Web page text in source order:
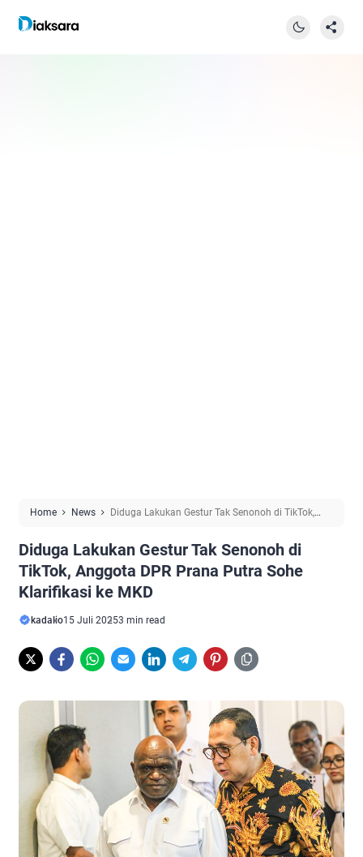
Home News
Diduga Lakukan Gestur Tak Senonoh di TikTok,
Diduga Lakukan Gestur Tak Senonoh di
TikTok, Anggota DPR Prana Putra Sohe
Klarifikasi ke MKD
kadalio15 Juli 20253 min read